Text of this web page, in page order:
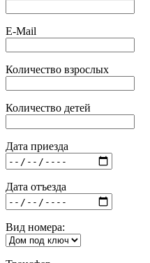
E-Mail
Количество взрослых
Количество детей
Дата приезда
Дата отъезда
Вид номера: